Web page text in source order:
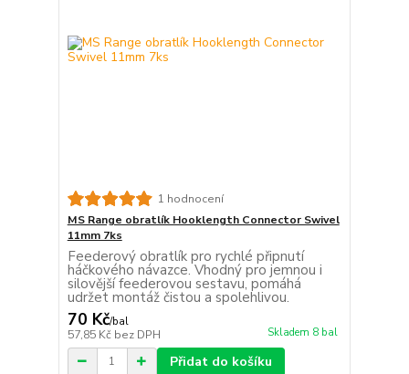
1 hodnocení
MS Range obratlík Hooklength Connector Swivel
11mm 7ks
Feederový obratlík pro rychlé připnutí
háčkového návazce. Vhodný pro jemnou i
silovější feederovou sestavu, pomáhá
udržet montáž čistou a spolehlivou.
70 Kč/bal
57,85 Kč bez DPH Skladem 8 bal
Přidat do košíku